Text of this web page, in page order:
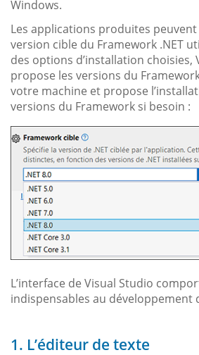
Windows.
Les applications produites
version cible du Framework .NET
des options d’installation choisies,
propose les versions du
votre machine et propose
versions du Framework si besoin :
L’interface de Visual Studio
indispensables au développement
1. L’éditeur de texte